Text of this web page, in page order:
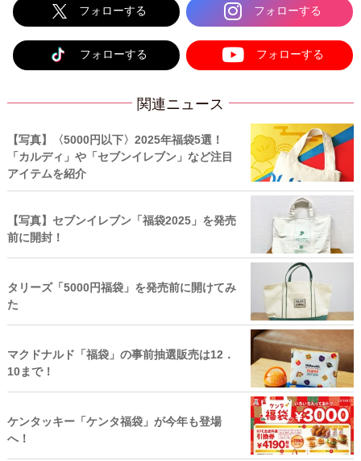
フォローする フォローする
フォローする フォローする
関連ニュース
【写真】〈5000円以下〉2025年福袋5選！
「カルディ」や「セブンイレブン」など注目
アイテムを紹介
【写真】セブンイレブン「福袋2025」を発売
前に開封！
タリーズ「5000円福袋」を発売前に開けてみ
た
マクドナルド「福袋」の事前抽選販売は12．
10まで！
ケンタッキー「ケンタ福袋」が今年も登場
へ！